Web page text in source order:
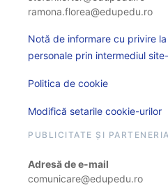
ramona.florea@edupedu.ro
Notă de informare cu privire
personale prin intermediul
Politica de cookie
Modifică setarile cookie-urilor
PUBLICITATE ȘI
Adresă de e-mail
comunicare@edupedu.ro